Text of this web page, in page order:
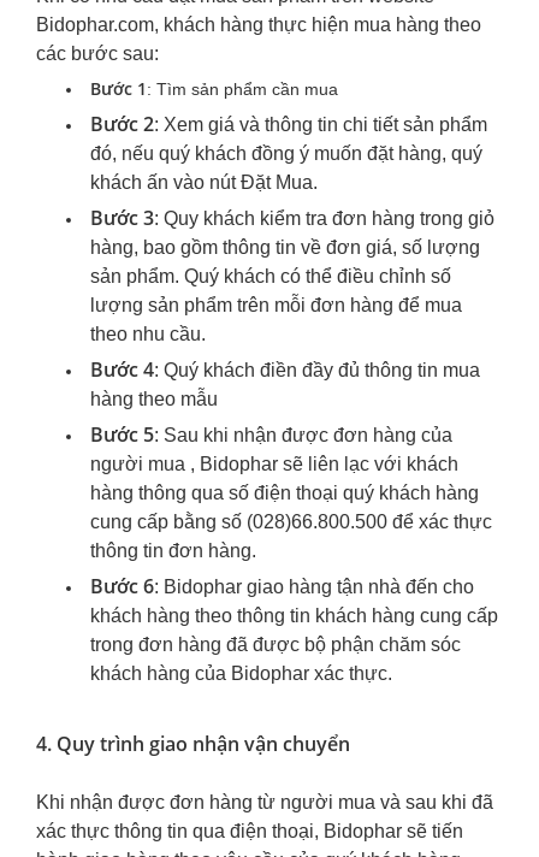
Bidophar.com, khách hàng thực hiện mua hàng theo
các bước sau:
Bước 1: Tìm sản phẩm cần mua
Bước 2: Xem giá và thông tin chi tiết sản phẩm
đó, nếu quý khách đồng ý muốn đặt hàng, quý
khách ấn vào nút Đặt Mua.
Bước 3: Quy khách kiểm tra đơn hàng trong giỏ
hàng, bao gồm thông tin về đơn giá, số lượng
sản phẩm. Quý khách có thể điều chỉnh số
lượng sản phẩm trên mỗi đơn hàng để mua
theo nhu cầu.
Bước 4: Quý khách điền đầy đủ thông tin mua
hàng theo mẫu
Bước 5: Sau khi nhận được đơn hàng của
người mua , Bidophar sẽ liên lạc với khách
hàng thông qua số điện thoại quý khách hàng
cung cấp bằng số (028)66.800.500 để xác thực
thông tin đơn hàng.
Bước 6: Bidophar giao hàng tận nhà đến cho
khách hàng theo thông tin khách hàng cung cấp
trong đơn hàng đã được bộ phận chăm sóc
khách hàng của Bidophar xác thực.
4. Quy trình giao nhận vận chuyển
Khi nhận được đơn hàng từ người mua và sau khi đã
xác thực thông tin qua điện thoại, Bidophar sẽ tiến